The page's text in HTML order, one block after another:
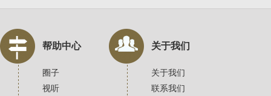
帮助中心 关于我们
圈子
视听
关于我们
联系我们